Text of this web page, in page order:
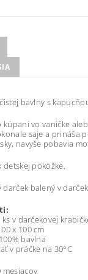
bavlny s
kúpaní vo vaničke
saje a prináša
navyše pobavia
detskej pokožke.
darček balený v
ks v darčekovej
x 100 cm
bavlna
v práčke na 30°C
mesiacov